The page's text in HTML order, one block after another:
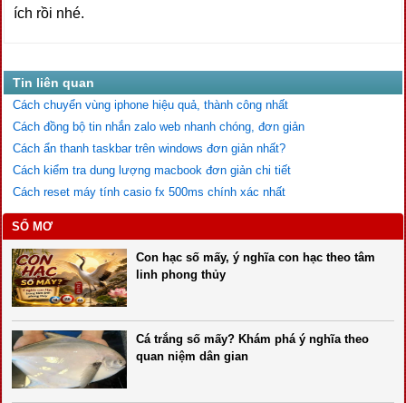
ích rồi nhé.
Tin liên quan
Cách chuyển vùng iphone hiệu quả, thành công nhất
Cách đồng bộ tin nhắn zalo web nhanh chóng, đơn giản
Cách ẩn thanh taskbar trên windows đơn giản nhất?
Cách kiểm tra dung lượng macbook đơn giản chi tiết
Cách reset máy tính casio fx 500ms chính xác nhất
SỔ MƠ
Con hạc số mấy, ý nghĩa con hạc theo tâm
linh phong thủy
Cá trắng số mấy? Khám phá ý nghĩa theo
quan niệm dân gian